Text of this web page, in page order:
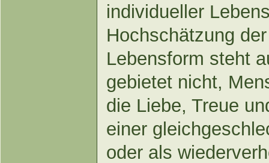
individueller
Hochschätzung
Lebensform steht
gebietet nicht,
die Liebe, Treue
einer
oder als